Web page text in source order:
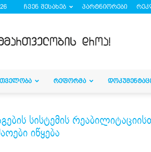
ჩვენ შესახებ პარტნიორები
ᲠᲔᲤᲝᲠᲛᲐ
სისტემის
იწყება